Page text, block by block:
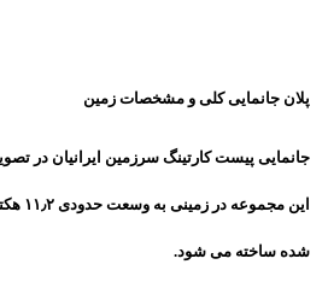
پلان جانمایی کلی و مشخصات زمین
جانمایی پیست کارتینگ سرزمین ایرانیان در
این
شده ساخته می شود.